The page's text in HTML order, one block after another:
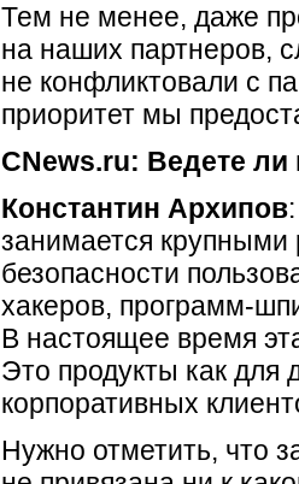
Тем не менее, даже
на наших партнеров,
не конфликтовали с
приоритет мы
CNews.ru: Ведете
Константин Архипов
занимается
безопасности
хакеров, программ-
В настоящее время
Это продукты как для
корпоративных
Нужно отметить, что